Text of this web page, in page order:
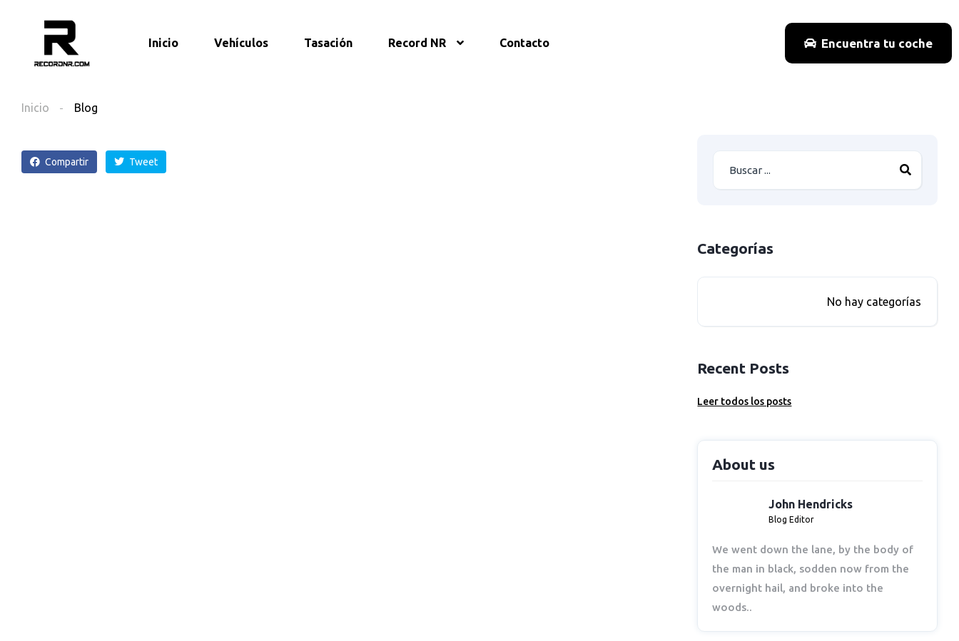
Inicio Vehículos Tasación Record NR Contacto Encuentra tu coche
Inicio Blog
Compartir Tweet
Categorías
No hay categorías
Recent Posts
Leer todos los posts
About us
John Hendricks
Blog Editor
We went down the lane, by the body of
the man in black, sodden now from the
overnight hail, and broke into the
woods..